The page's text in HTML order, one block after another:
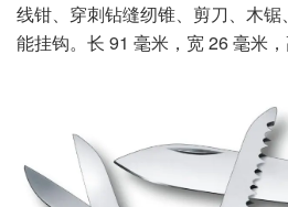
线钳、穿刺钻缝纫锥、剪刀、木
能挂钩。长 91 毫米，宽 26 毫米，